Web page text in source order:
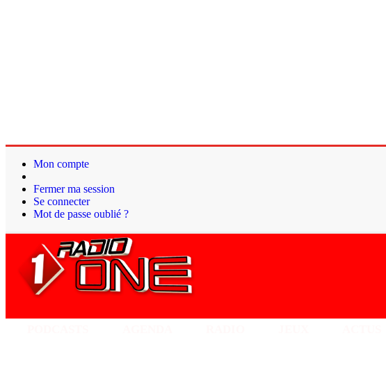
Mon compte
Fermer ma session
Se connecter
Mot de passe oublié ?